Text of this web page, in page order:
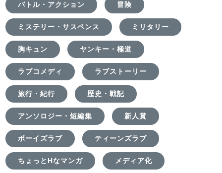
バトル・アクション 冒険
ミステリー・サスペンス ミリタリー
胸キュン ヤンキー・極道
ラブコメディ ラブストーリー
旅行・紀行 歴史・戦記
アンソロジー・短編集 新人賞
ボーイズラブ ティーンズラブ
ちょっとHなマンガ メディア化